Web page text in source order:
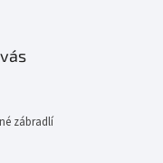
zábradlí